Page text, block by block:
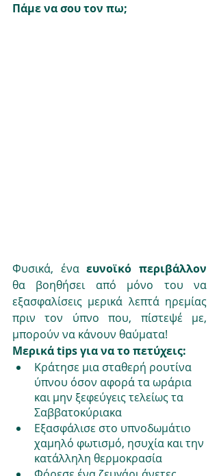
Πάμε να σου τον πω;
Φυσικά, ένα ευνοϊκό περιβάλλον
θα βοηθήσει από μόνο του να
εξασφαλίσεις μερικά λεπτά ηρεμίας
πριν τον ύπνο που, πίστεψέ με,
μπορούν να κάνουν θαύματα!
Μερικά tips για να το πετύχεις:
Κράτησε μια σταθερή ρουτίνα
ύπνου όσον αφορά τα ωράρια
και μην ξεφεύγεις τελείως τα
Σαββατοκύριακα
Εξασφάλισε στο υπνοδωμάτιο
χαμηλό φωτισμό, ησυχία και την
κατάλληλη θερμοκρασία